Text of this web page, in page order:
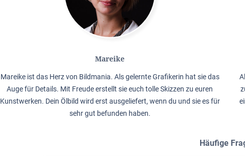
Mareike
Mareike ist das Herz von Bildmania. Als gelernte Grafikerin hat sie das
Auge für Details. Mit Freude erstellt sie euch tolle Skizzen zu euren
Kunstwerken. Dein Ölbild wird erst ausgeliefert, wenn du und sie es für
sehr gut befunden haben.
Häufige